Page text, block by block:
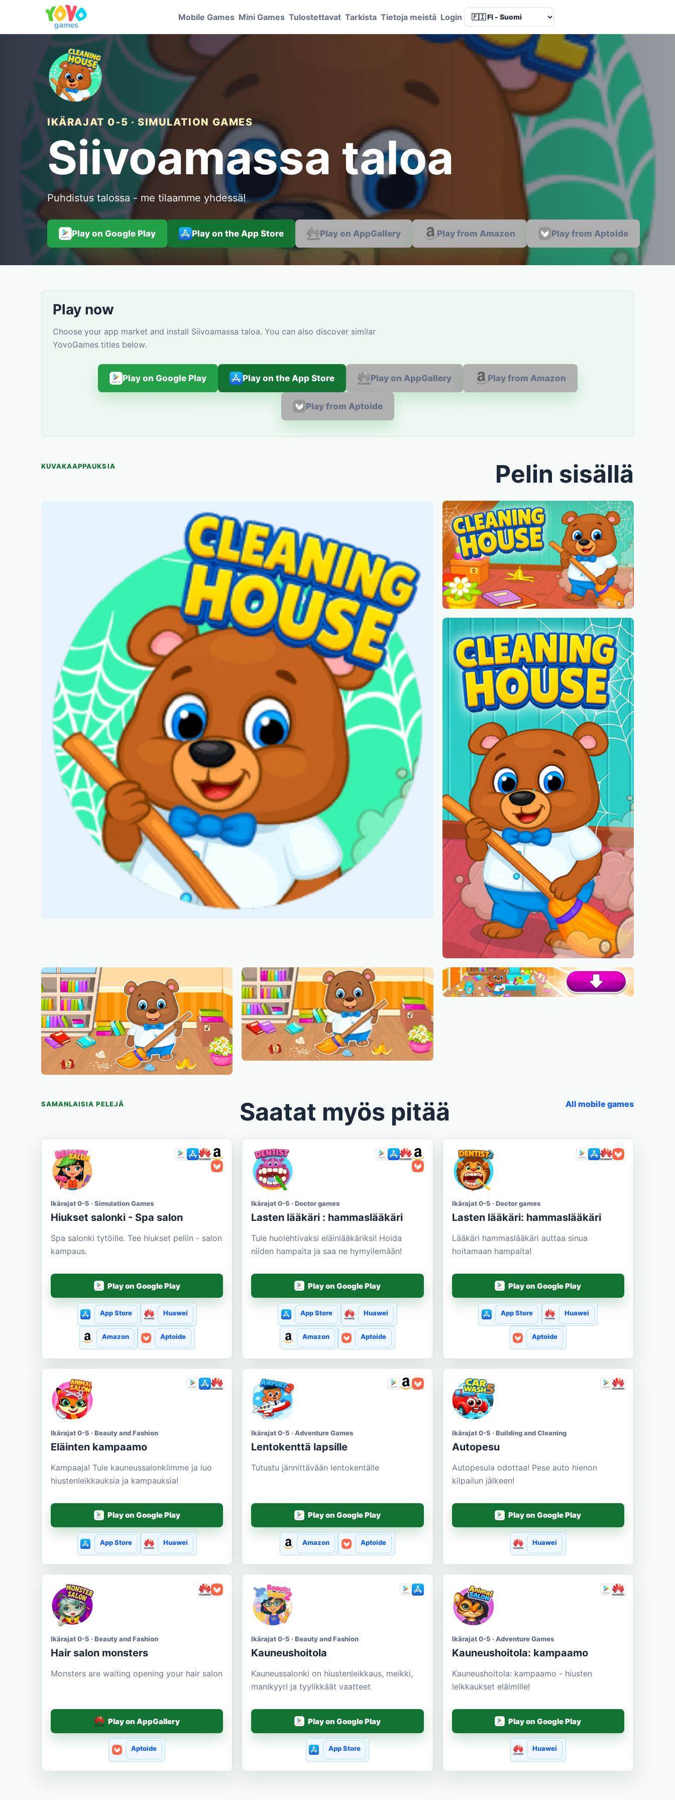
Mobile Games Mini Games Tulostettavat Tarkista Tietoja meistä Login Language
IKÄRAJAT 0-5 · SIMULATION GAMES
Siivoamassa taloa
Puhdistus talossa - me tilaamme yhdessä!
Play on Google Play Play on the App Store Play on AppGallery Play from Amazon Play from Aptoide
Play now
Choose your app market and install Siivoamassa taloa. You can also discover similar
YovoGames titles below.
Play on Google Play Play on the App Store Play on AppGallery Play from Amazon
Play from Aptoide
KUVAKAAPPAUKSIA Pelin sisällä
SAMANLAISIA PELEJÄ Saatat myös pitää All mobile games
Ikärajat 0-5 · Simulation Games
Hiukset salonki - Spa salon
Spa salonki tytöille. Tee hiukset peliin - salon
kampaus.
Play on Google Play
App Store Huawei
Amazon Aptoide
Ikärajat 0-5 · Doctor games
Lasten lääkäri : hammaslääkäri
Tule huolehtivaksi eläinlääkäriksi! Hoida
niiden hampaita ja saa ne hymyilemään!
Play on Google Play
App Store Huawei
Amazon Aptoide
Ikärajat 0-5 · Doctor games
Lasten lääkäri: hammaslääkäri
Lääkäri hammaslääkäri auttaa sinua
hoitamaan hampaita!
Play on Google Play
App Store Huawei
Aptoide
Ikärajat 0-5 · Beauty and Fashion
Eläinten kampaamo
Kampaaja! Tule kauneussalonkiimme ja luo
hiustenleikkauksia ja kampauksia!
Play on Google Play
App Store Huawei
Ikärajat 0-5 · Adventure Games
Lentokenttä lapsille
Tutustu jännittävään lentokentälle
Play on Google Play
Amazon Aptoide
Ikärajat 0-5 · Building and Cleaning
Autopesu
Autopesula odottaa! Pese auto hienon
kilpailun jälkeen!
Play on Google Play
Huawei
Ikärajat 0-5 · Beauty and Fashion
Hair salon monsters
Monsters are waiting opening your hair salon
Play on AppGallery
Aptoide
Ikärajat 0-5 · Beauty and Fashion
Kauneushoitola
Kauneussalonki on hiustenleikkaus, meikki,
manikyyri ja tyylikkäät vaatteet
Play on Google Play
App Store
Ikärajat 0-5 · Adventure Games
Kauneushoitola: kampaamo
Kauneushoitola: kampaamo - hiusten
leikkaukset eläimille!
Play on Google Play
Huawei